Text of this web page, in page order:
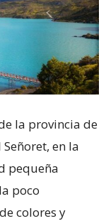
la provincia de
en la
pequeña
poco
colores y